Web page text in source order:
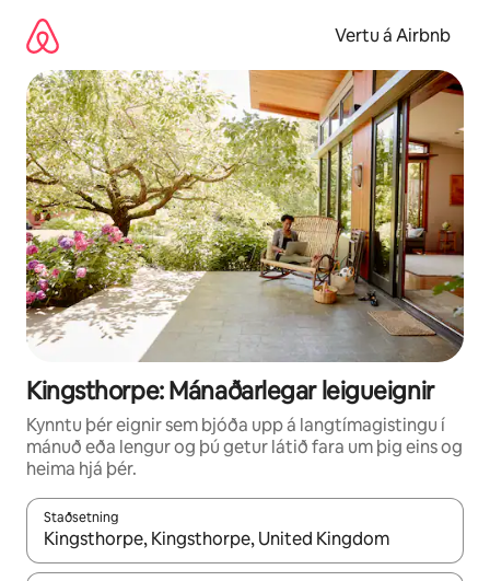
beint
Vertu á Airbnb
Kingsthorpe: Mánaðarlegar leigueignir
Kynntu þér eignir sem bjóða upp á langtímagistingu í
mánuð eða lengur og þú getur látið fara um þig eins og
heima hjá þér.
Staðsetning
Þegar niðurstöður liggja fyrir skaltu nota upp og niður